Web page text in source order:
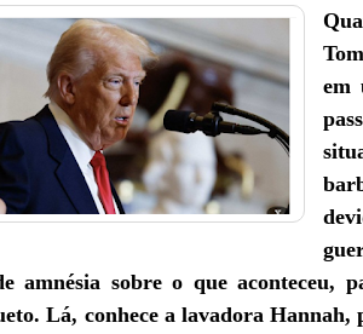
em
amnésia sobre o que aconteceu,
Lá, conhece a lavadora Hannah,